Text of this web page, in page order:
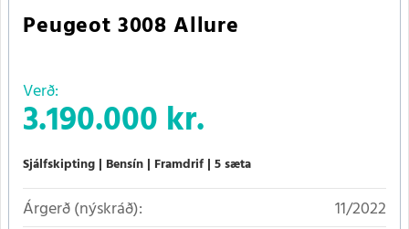
Peugeot 3008 Allure
Verð:
3.190.000 kr.
Sjálfskipting Bensín Framdrif 5 sæta
Árgerð (nýskráð):
11/2022